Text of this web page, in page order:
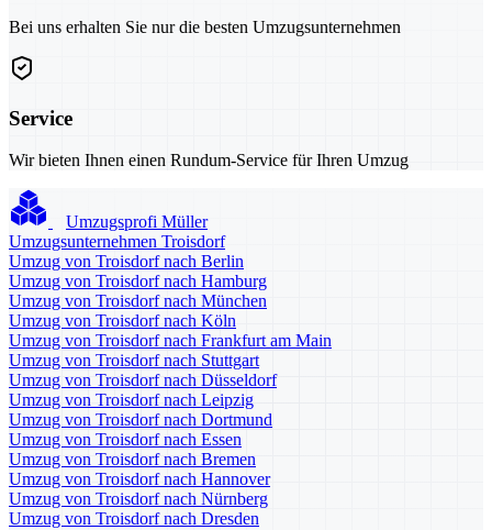
Bei uns erhalten Sie nur die besten Umzugsunternehmen
Service
Wir bieten Ihnen einen Rundum-Service für Ihren Umzug
Umzugsprofi Müller
Umzugsunternehmen Troisdorf
Umzug von Troisdorf nach Berlin
Umzug von Troisdorf nach Hamburg
Umzug von Troisdorf nach München
Umzug von Troisdorf nach Köln
Umzug von Troisdorf nach Frankfurt am Main
Umzug von Troisdorf nach Stuttgart
Umzug von Troisdorf nach Düsseldorf
Umzug von Troisdorf nach Leipzig
Umzug von Troisdorf nach Dortmund
Umzug von Troisdorf nach Essen
Umzug von Troisdorf nach Bremen
Umzug von Troisdorf nach Hannover
Umzug von Troisdorf nach Nürnberg
Umzug von Troisdorf nach Dresden